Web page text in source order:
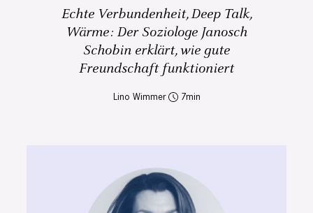
Echte Verbundenheit, Deep Talk,
Wärme: Der Soziologe Janosch
Schobin erklärt, wie gute
Freundschaft funktioniert
Lino Wimmer 7